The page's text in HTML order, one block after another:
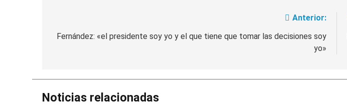
de
Anterior:
Fernández: «el presidente soy yo y el que tiene que tomar las decisiones soy
yo»
Noticias relacionadas